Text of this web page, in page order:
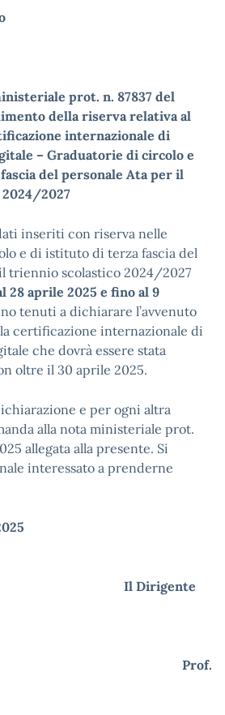
prot. n. 87837 del
della riserva relativa al
internazionale di
– Graduatorie di circolo e
del personale Ata per il
2027
inseriti con riserva nelle
e di istituto di terza fascia del
triennio scolastico 2024/2027
28 aprile 2025 e fino al 9
tenuti a dichiarare l’avvenuto
certificazione internazionale di
che dovrà essere stata
oltre il 30 aprile 2025.
e per ogni altra
alla nota ministeriale prot.
allegata alla presente. Si
interessato a prenderne